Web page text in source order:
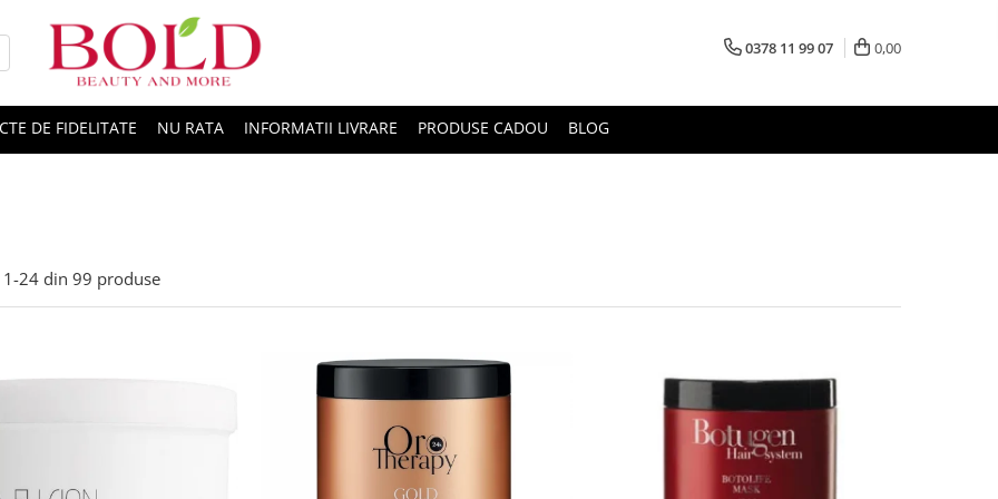
0378 11 99 07 0,00
DE FIDELITATE NU RATA INFORMATII LIVRARE PRODUSE CADOU BLOG
1-24 din 99 produse